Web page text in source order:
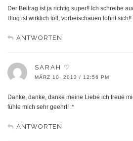
Der Beitrag ist ja richtig super!! Ich schreibe
Blog ist wirklich toll, vorbeischauen lohnt
ANTWORTEN
SARAH ♡
MÄRZ 10, 2013 / 12:56 PM
Danke, danke, danke meine Liebe ich freue
fühle mich sehr geehrt! :*
ANTWORTEN